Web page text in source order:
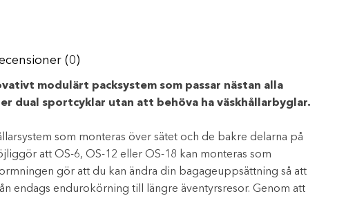
(0)
modulärt packsystem som passar nästan alla
dual sportcyklar utan att behöva ha väskhållarbyglar.
som monteras över sätet och de bakre delarna på
att OS-6, OS-12 eller OS-18 kan monteras som
gör att du kan ändra din bagageuppsättning så att
endags endurokörning till längre äventyrsresor. Genom att